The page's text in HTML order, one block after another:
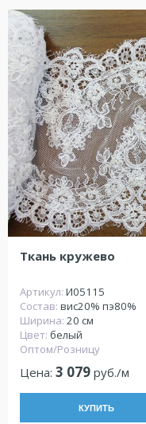
Ткань кружево
Артикул: И05115
Состав: вис20% пэ80%
Ширина: 20 см
Цвет: белый
Оптом/Розницу
Цена: 3 079 руб./м
КУПИТЬ